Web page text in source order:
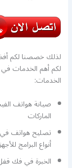
لذلك خصصنا لكم
لكم أهم الخدمات
الخدمات:
صيانة هواتف
الماركات
تصليح هواتف في
أنواع البرامج